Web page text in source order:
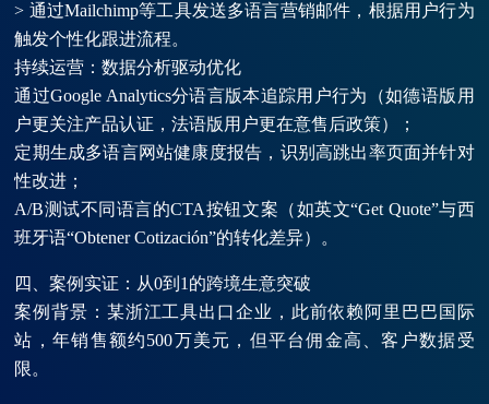
> 通过Mailchimp等工具发送多语言营销邮件，根据用户行为
触发个性化跟进流程。
持续运营：数据分析驱动优化
通过Google Analytics分语言版本追踪用户行为（如德语版用
户更关注产品认证，法语版用户更在意售后政策）；
定期生成多语言网站健康度报告，识别高跳出率页面并针对
性改进；
A/B测试不同语言的CTA按钮文案（如英文“Get Quote”与西
班牙语“Obtener Cotización”的转化差异）。
四、案例实证：从0到1的跨境生意突破
案例背景：某浙江工具出口企业，此前依赖阿里巴巴国际
站，年销售额约500万美元，但平台佣金高、客户数据受
限。